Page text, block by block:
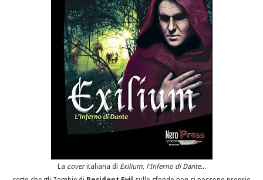
La coveritaliana di Exilium, l'Inferno di Dante...